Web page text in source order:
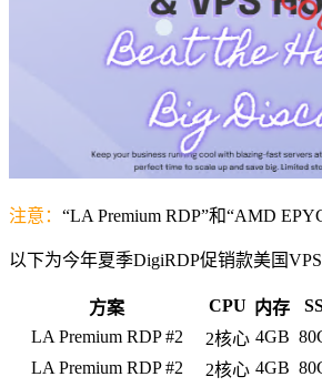
注意： “LA Premium RDP”和“AMD
以下为今年夏季DigiRDP促销款美国
方案 CPU 内存
LA Premium RDP #2
2核心 4GB
LA Premium RDP #2 2核心 4GB